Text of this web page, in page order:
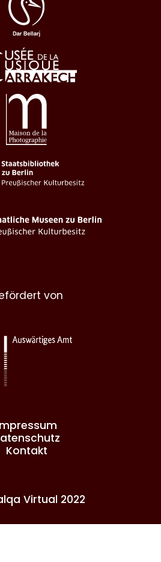
von
Kontakt
Virtual 2022